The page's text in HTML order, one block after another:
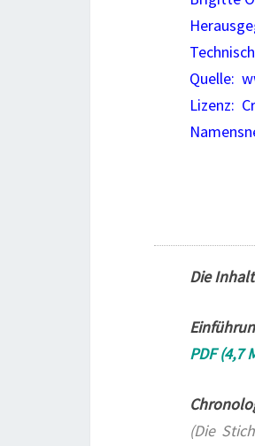
Quelle:
Lizenz:
Die
PDF (4,7
(Die